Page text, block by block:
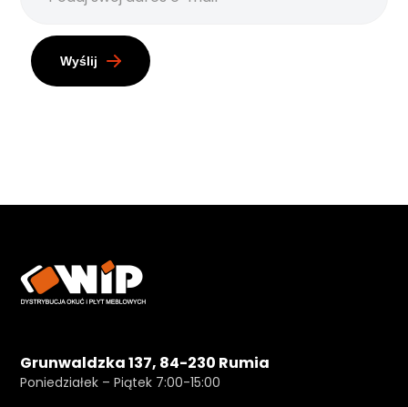
Wyślij
Grunwaldzka 137, 84-230 Rumia
Poniedziałek – Piątek 7:00-15:00